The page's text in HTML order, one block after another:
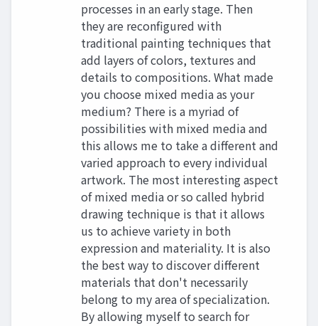
processes in an early stage. Then
they are reconfigured with
traditional painting techniques that
add layers of colors, textures and
details to compositions. What made
you choose mixed media as your
medium? There is a myriad of
possibilities with mixed media and
this allows me to take a different and
varied approach to every individual
artwork. The most interesting aspect
of mixed media or so called hybrid
drawing technique is that it allows
us to achieve variety in both
expression and materiality. It is also
the best way to discover different
materials that don't necessarily
belong to my area of specialization.
By allowing myself to search for